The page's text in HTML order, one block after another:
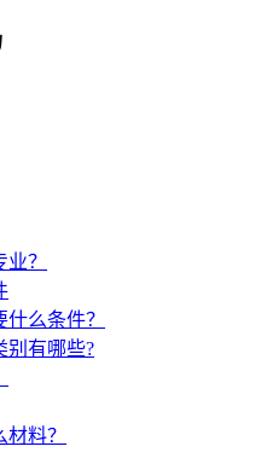
？
么条件？
别有哪些?
料？